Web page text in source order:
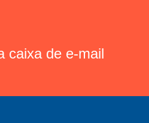
caixa de e-mail